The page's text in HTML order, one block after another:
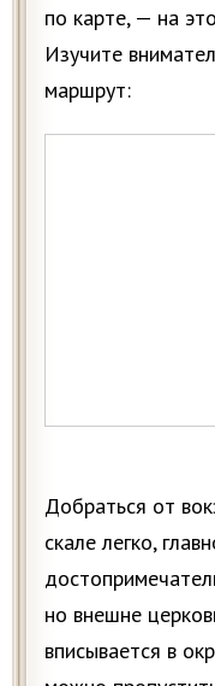
по карте, — на
Изучите
маршрут:
Добраться от
скале легко,
но внешне
вписывается в